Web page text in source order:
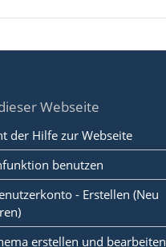
Webseite
der Hilfe zur Webseite
benutzen
- Erstellen (Neu
erstellen und bearbeiten